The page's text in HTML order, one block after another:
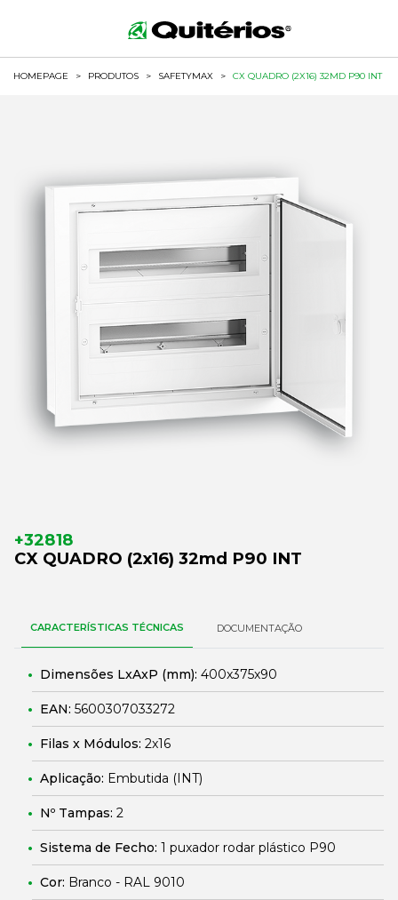
HOMEPAGE > PRODUTOS > SAFETYMAX > CX QUADRO (2X16) 32MD P90 INT
+32818
CX QUADRO (2x16) 32md P90 INT
CARACTERÍSTICAS TÉCNICAS DOCUMENTAÇÃO
Dimensões LxAxP (mm): 400x375x90
EAN: 5600307033272
Filas x Módulos: 2x16
Aplicação: Embutida (INT)
Nº Tampas: 2
Sistema de Fecho: 1 puxador rodar plástico P90
Cor: Branco - RAL 9010